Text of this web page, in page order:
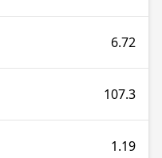
6.72
107.3
1.19